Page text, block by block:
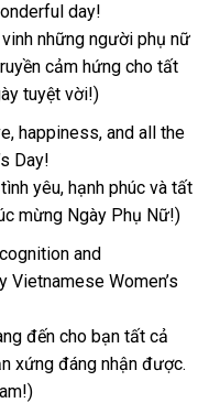
day!
những người phụ nữ
cảm hứng cho tất
tuyệt vời!)
happiness, and all the
Day!
yêu, hạnh phúc và tất
mừng Ngày Phụ Nữ!)
and
Women’s
đến cho bạn tất cả
xứng đáng nhận được.